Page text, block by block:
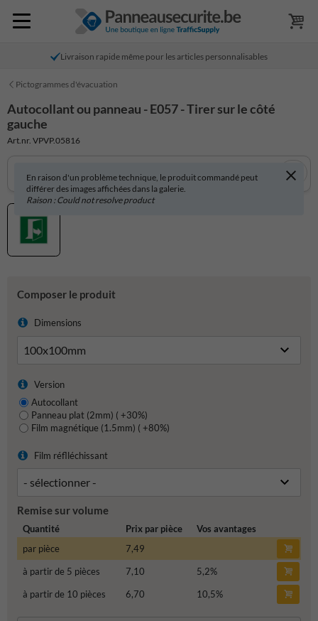
Livraison rapide même pour les articles personnalisables
Pictogrammes d'évacuation
Autocollant ou panneau - E057 - Tirer sur le côté
gauche
Art.nr. VPVP.05816
En raison d'un problème technique, le produit commandé peut
différer des images affichées dans la galerie.
Raison : Could not resolve product
Composer le produit
Dimensions
Version
Autocollant
Panneau plat (2mm) ( +30%)
Film magnétique (1.5mm) ( +80%)
Film réflléchissant
Remise sur volume
Quantité Prix par pièce
Vos avantages
par pièce
7,49
à partir de 5 pièces
7,10 5,2%
à partir de 10 pièces
6,70 10,5%